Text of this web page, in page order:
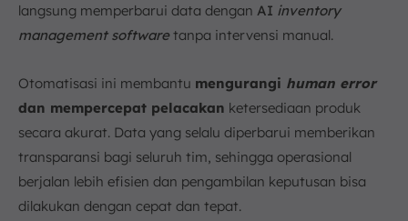
langsung memperbarui data dengan AI inventory
management softwaretanpa intervensi manual.
Otomatisasi ini membantu mengurangi human error
dan mempercepat pelacakan ketersediaan produk
secara akurat. Data yang selalu diperbarui memberikan
transparansi bagi seluruh tim, sehingga operasional
berjalan lebih efisien dan pengambilan keputusan bisa
dilakukan dengan cepat dan tepat.